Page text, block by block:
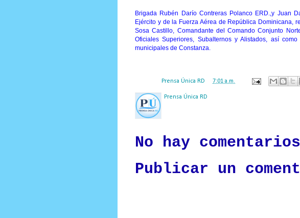
Brigada Rubén Darío Contreras Polanco ERD.,y Juan
Ejército y de la Fuerza Aérea de República Dominicana,
Sosa Castillo, Comandante del Comando Conjunto
Oficiales Superiores, Subalternos y Alistados, así
municipales de Constanza.
Prensa Única RD 7:01 a.m.
Prensa Única RD
No hay
Publicar un